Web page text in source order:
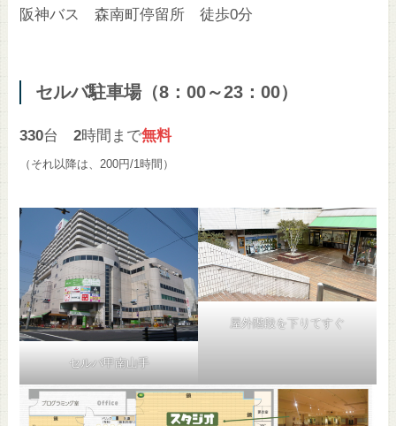
阪神バス 森南町停留所 徒歩0分
セルバ駐車場（8：00～23：00）
330台2時間まで無料
（それ以降は、200円/1時間）
セルバ甲南山手
屋外階段を下りてすぐ